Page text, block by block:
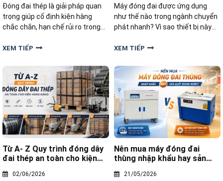
Đóng đai thép là giải pháp quan
trọng giúp cố định kiện hàng
chắc chắn, hạn chế rủi ro trong
Tuy nhiên, nhiều doanh nghiệp
đóng đai hay đầu tư máy đóng
đai thép riêng
XEM TIẾP
Máy đóng đai được ứng dụng
như thế nào trong ngành chuyển
phát nhanh? Vì sao thiết bị này
logistics lựa chọn? Hãy cùng tìm
đây.
XEM TIẾP
Từ A- Z Quy trình đóng dây
đai thép an toàn cho kiện
02/06/2026
Nên mua máy đóng đai
thùng nhập khẩu hay sản
21/05/2026